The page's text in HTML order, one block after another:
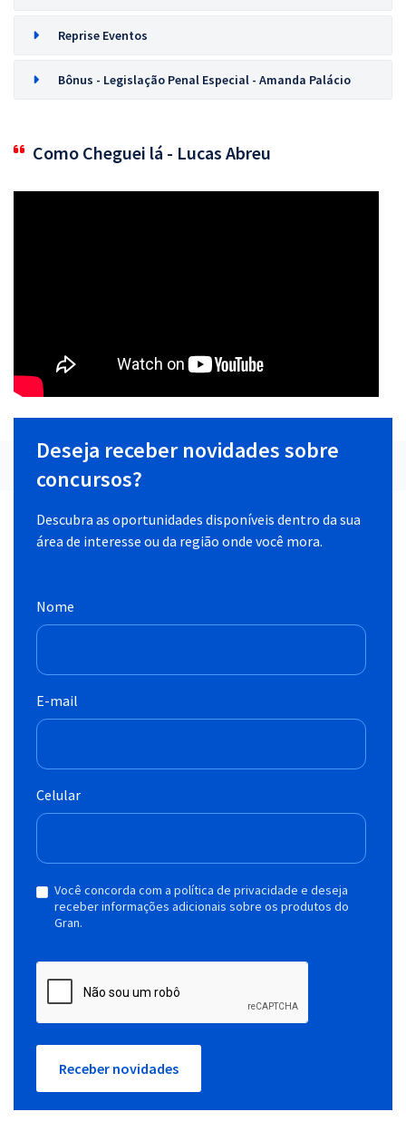
Reprise Eventos
Bônus - Legislação Penal Especial - Amanda Palácio
Como Cheguei lá - Lucas Abreu
Deseja receber novidades sobre
concursos?
Descubra as oportunidades disponíveis dentro da sua
área de interesse ou da região onde você mora.
Nome
E-mail
Celular
Você concorda com a política de privacidade e deseja
receber informações adicionais sobre os produtos do
Gran.
Receber novidades